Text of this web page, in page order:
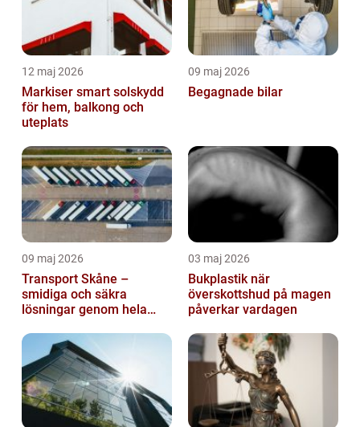
12 maj 2026
Markiser smart solskydd
för hem, balkong och
uteplats
09 maj 2026
Begagnade bilar
09 maj 2026
Transport Skåne –
smidiga och säkra
lösningar genom hela
03 maj 2026
Bukplastik när
överskottshud på magen
påverkar vardagen